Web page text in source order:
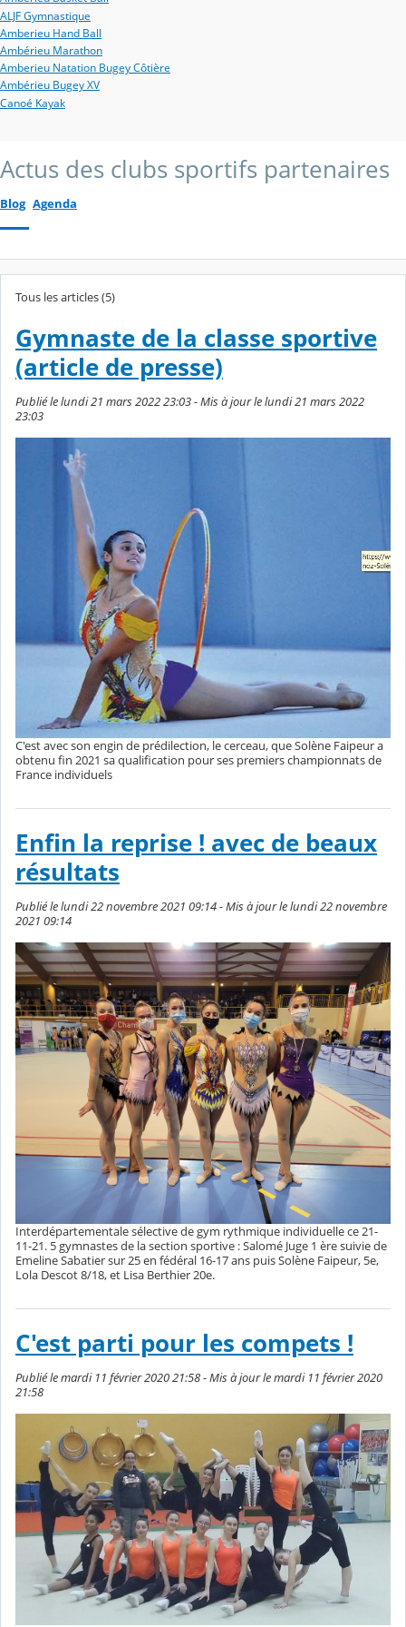
ALJF Gymnastique
Amberieu Hand Ball
Ambérieu Marathon
Amberieu Natation Bugey Côtière
Ambérieu Bugey XV
Canoé Kayak
Actus des clubs sportifs partenaires
Blog Agenda
Tous les articles (5)
Gymnaste de la classe sportive
(article de presse)
Publié le lundi 21 mars 2022 23:03 - Mis à jour le lundi 21 mars 2022
23:03
C'est avec son engin de prédilection, le cerceau, que Solène Faipeur a
obtenu fin 2021 sa qualification pour ses premiers championnats de
France individuels
Enfin la reprise ! avec de beaux
résultats
Publié le lundi 22 novembre 2021 09:14 - Mis à jour le lundi 22 novembre
2021 09:14
Interdépartementale sélective de gym rythmique individuelle ce 21-
11-21. 5 gymnastes de la section sportive : Salomé Juge 1 ère suivie de
Emeline Sabatier sur 25 en fédéral 16-17 ans puis Solène Faipeur, 5e,
Lola Descot 8/18, et Lisa Berthier 20e.
C'est parti pour les compets !
Publié le mardi 11 février 2020 21:58 - Mis à jour le mardi 11 février 2020
21:58